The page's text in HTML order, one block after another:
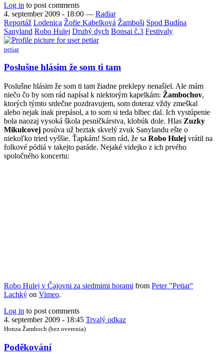
Log in to post comments
4. september 2009 - 18:00 — Radiar
Reportáž Lodenica Žofie Kabelková Žamboši Spod Budína
Sanyland Robo Hulej Druhý dych Bonsai č.3 Festivaly
petiar
Poslušne hlásim že som ti tam
Poslušne hlásim že som ti tam žiadne preklepy nenašiel. Ale mám
niečo čo by som rád napísal k niektorým kapelkám: Žambochov,
ktorých týmto srdečne pozdravujem, som doteraz vždy zmeškal
alebo nejak inak prepásol, a to som si teda blbec dal. Ich vystúpenie
bola naozaj vysoká škola pesničkárstva, klobúk dole. Hlas Zuzky
Mikulcovej posúva už beztak skvelý zvuk Sanylandu ešte o
niekoľko tried vyššie. Ťapkám! Som rád, že sa Robo Hulej vrátil na
folkové pódiá v takejto paráde. Nejaké videjko z ich prvého
spoločného koncertu:
Robo Hulej v Čajovni za siedmimi horami from Peter "Petiar"
Lachký on Vimeo.
Log in to post comments
4. september 2009 - 18:45 Trvalý odkaz
Honza Žamboch (bez overenia)
Poděkování